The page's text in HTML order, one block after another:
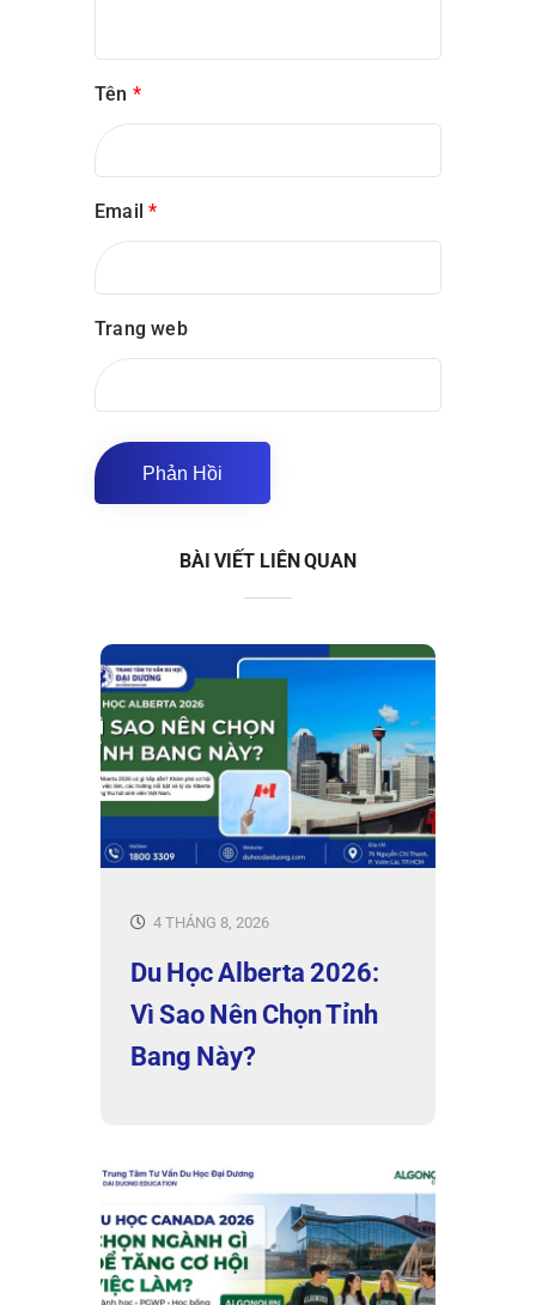
Tên *
Email*
Trang web
BÀI VIẾT LIÊN QUAN
4 THÁNG 8, 2026
Du Học Alberta 2026:
Vì Sao Nên Chọn Tỉnh
Bang Này?